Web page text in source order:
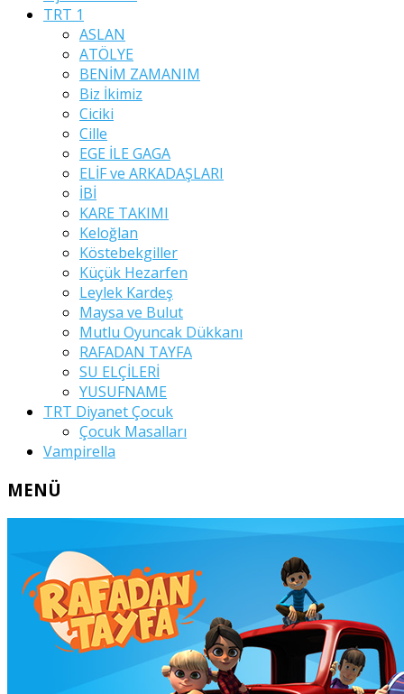
TRT 1
ASLAN
ATÖLYE
BENİM ZAMANIM
Biz İkimiz
Ciciki
Cille
EGE İLE GAGA
ELİF ve ARKADAŞLARI
İBİ
KARE TAKIMI
Keloğlan
Köstebekgiller
Küçük Hezarfen
Leylek Kardeş
Maysa ve Bulut
Mutlu Oyuncak Dükkanı
RAFADAN TAYFA
SU ELÇİLERİ
YUSUFNAME
TRT Diyanet Çocuk
Çocuk Masalları
Vampirella
MENÜ